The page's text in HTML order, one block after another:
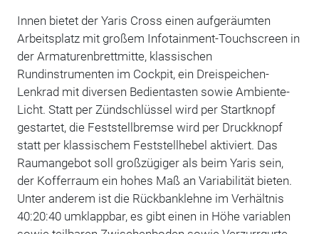
Innen bietet der Yaris Cross einen aufgeräumten
Arbeitsplatz mit großem Infotainment-Touchscreen in
der Armaturenbrettmitte, klassischen
Rundinstrumenten im Cockpit, ein Dreispeichen-
Lenkrad mit diversen Bedientasten sowie Ambiente-
Licht. Statt per Zündschlüssel wird per Startknopf
gestartet, die Feststellbremse wird per Druckknopf
statt per klassischem Feststellhebel aktiviert. Das
Raumangebot soll großzügiger als beim Yaris sein,
der Kofferraum ein hohes Maß an Variabilität bieten.
Unter anderem ist die Rückbanklehne im Verhältnis
40:20:40 umklappbar, es gibt einen in Höhe variablen